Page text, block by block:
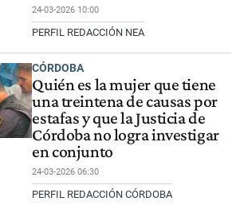
24-03-2026 10:00
PERFIL REDACCIÓN NEA
CÓRDOBA
Quién es la mujer que tiene
una treintena de causas por
estafas y que la Justicia de
Córdoba no logra investigar
en conjunto
24-03-2026 06:30
PERFIL REDACCIÓN CÓRDOBA